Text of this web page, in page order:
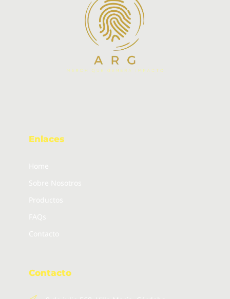
Enlaces
Home
Sobre Nosotros
Productos
FAQs
Contacto
Contacto